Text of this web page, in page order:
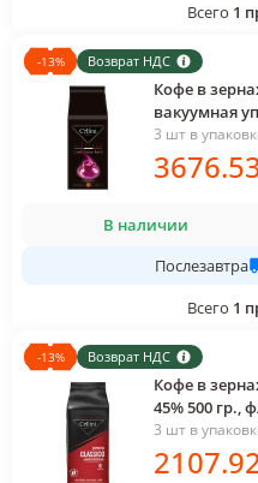
Всего 1
-13% Возврат НДС
Кофе в
вакуумная
3 шт в
3676
В наличии
Послезавтра
Всего 1
-13% Возврат НДС
Кофе в
45% 500 гр.,
3 шт в
2107